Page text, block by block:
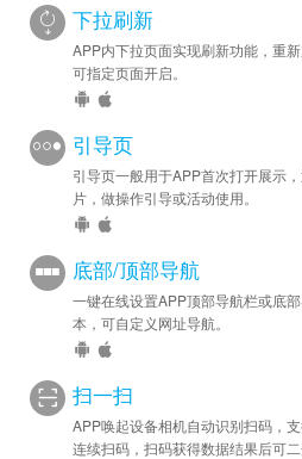
下拉刷新
APP内下拉页面实现刷新功能，重
可指定页面开启。
引导页
引导页一般用于APP首次打开展示
片，做操作引导或活动使用。
底部/顶部导航
一键在线设置APP顶部导航栏或底
本，可自定义网址导航。
扫一扫
APP唤起设备相机自动识别扫码，
连续扫码，扫码获得数据结果后可二